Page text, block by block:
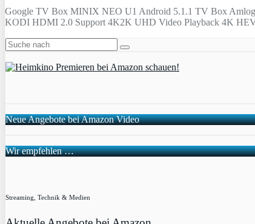
Google TV Box MINIX NEO U1 Android 5.1.1 TV Box
KODI HDMI 2.0 Support 4K2K UHD Video Playback 4K
Neue Angebote bei Amazon Video
Wir empfehlen …
Streaming, Technik & Medien